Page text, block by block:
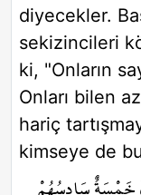
diyecekler.
sekizincileri
ki, "Onların
Onları bilen
hariç
kimseye de